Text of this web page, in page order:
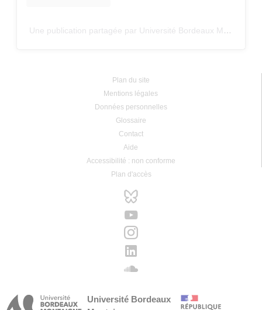
Une publication partagée par Université Bordeaux Montaigne (@ubmontaigne)
Plan du site
Mentions légales
Données personnelles
Glossaire
Contact
Aide
Accessibilité : non conforme
Plan d'accès
Université Bordeaux